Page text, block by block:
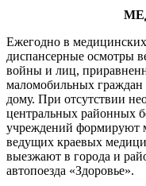
Ежегодно в
диспансерные осмотры
войны и лиц,
маломобильных граждан
дому. При отсутствии
центральных районных
учреждений формируют
ведущих краевых
выезжают в города и
автопоезда «Здоровье».